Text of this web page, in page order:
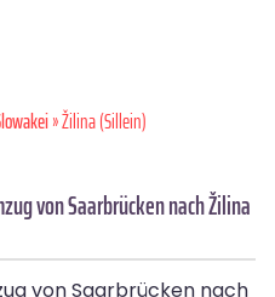
» Žilina (Sillein)
von Saarbrücken nach Žilina
von Saarbrücken nach